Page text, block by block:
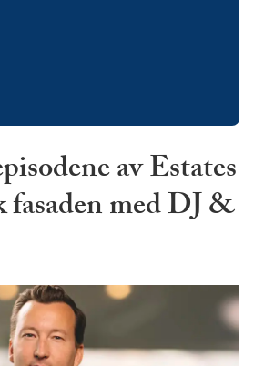
av Estates
fasaden med DJ &